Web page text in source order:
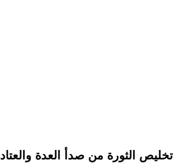
تخليص الثورة من صدأ العدة والعتاد